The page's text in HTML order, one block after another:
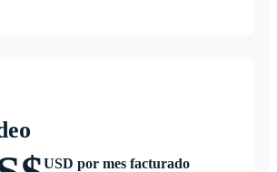
USD por mes facturado